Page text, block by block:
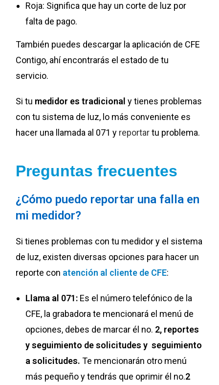
Roja: Significa que hay un corte de luz por
falta de pago.
También puedes descargar la aplicación de CFE
Contigo, ahí encontrarás el estado de tu
servicio.
Si tu medidor es tradicional y tienes problemas
con tu sistema de luz, lo más conveniente es
hacer una llamada al 071 y reportartu problema.
Preguntas frecuentes
¿Cómo puedo reportar una falla en
mi medidor?
Si tienes problemas con tu medidor y el sistema
de luz, existen diversas opciones para hacer un
reporte con atención al cliente de CFE:
Llama al 071: Es el número telefónico de la
CFE, la grabadora te mencionará el menú de
opciones, debes de marcar él no. 2, reportes
y seguimiento de solicitudes y seguimiento
a solicitudes.Te mencionarán otro menú
más pequeño y tendrás que oprimir él no.2